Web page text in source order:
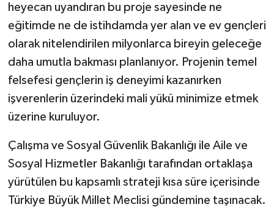
heyecan uyandıran bu proje sayesinde ne
eğitimde ne de istihdamda yer alan ve ev gençleri
olarak nitelendirilen milyonlarca bireyin geleceğe
daha umutla bakması planlanıyor. Projenin temel
felsefesi gençlerin iş deneyimi kazanırken
işverenlerin üzerindeki mali yükü minimize etmek
üzerine kuruluyor.
Çalışma ve Sosyal Güvenlik Bakanlığı ile Aile ve
Sosyal Hizmetler Bakanlığı tarafından ortaklaşa
yürütülen bu kapsamlı strateji kısa süre içerisinde
Türkiye Büyük Millet Meclisi gündemine taşınacak.